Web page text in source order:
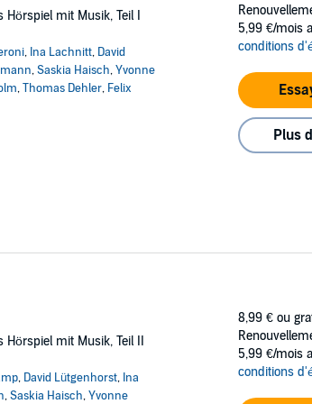
Kampf um den verwunschenen Zauberring
um den bösen Fluch des Goldes zu
SchauspielerInnenstimmen u. a. Cora
mit Musik, Teil I
, Ina Lachnitt, David
,Saskia Haisch,Yvonne
,Thomas Dehler, Felix
5,99 €/mois
conditions
Plus
mit Musik, Teil II
, David Lütgenhorst, Ina
,Saskia Haisch,Yvonne
8,99 € ou
5,99 €/mois
conditions